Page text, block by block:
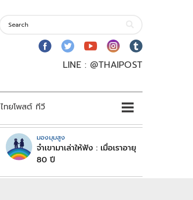
LINE : @THAIPOST
ไทยโพสต์ ทีวี
มองมุมสูง
จำเขามาเล่าให้ฟัง : เมื่อเราอายุ
80 ปี